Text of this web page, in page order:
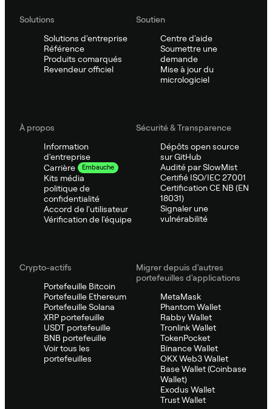
Solutions
Solutions d'entreprise
Référence
Produits comarqués
Revendeur officiel
Soutien
Centre d'aide
Soumettre une
demande
Mise à jour du
micrologiciel
À propos
Information
d'entreprise
Carrière
Embauche
Kits média
politique de
confidentialité
Accord de l'utilisateur
Vérification de l'équipe
Sécurité & Transparence
Dépôts open source
sur GitHub
Audité par SlowMist
Certifié ISO/IEC 27001
Certification CE NB (EN
18031)
Signaler une
vulnérabilité
Crypto-actifs
Portefeuille Bitcoin
Portefeuille Ethereum
Portefeuille Solana
XRP portefeuille
USDT portefeuille
BNB portefeuille
Voir tous les
portefeuilles
Migrer depuis d'autres
portefeuilles d'applications
MetaMask
Phantom Wallet
Rabby Wallet
Tronlink Wallet
TokenPocket
Binance Wallet
OKX Web3 Wallet
Base Wallet (Coinbase
Wallet)
Exodus Wallet
Trust Wallet